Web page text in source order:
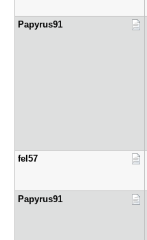
Papyrus91
fel57
Papyrus91